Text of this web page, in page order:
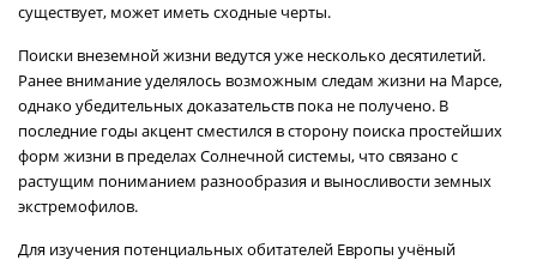
существует, может иметь сходные черты.
Поиски внеземной жизни ведутся уже несколько десятилетий.
Ранее внимание уделялось возможным следам жизни на Марсе,
однако убедительных доказательств пока не получено. В
последние годы акцент сместился в сторону поиска простейших
форм жизни в пределах Солнечной системы, что связано с
растущим пониманием разнообразия и выносливости земных
экстремофилов.
Для изучения потенциальных обитателей Европы учёный